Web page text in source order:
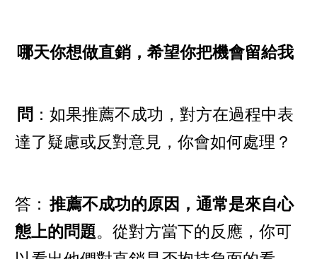
哪天你想做直銷，希望你把機會留給我
問 ：如果推薦不成功，對方在過程中表
達了疑慮或反對意見，你會如何處理？
答： 推薦不成功的原因，通常是來自心
態上的問題。從對方當下的反應，你可